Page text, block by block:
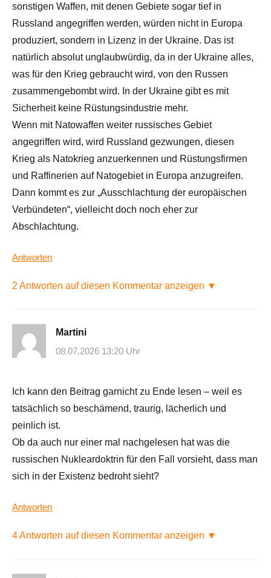
sonstigen Waffen, mit denen Gebiete sogar tief in
Russland angegriffen werden, würden nicht in Europa
produziert, sondern in Lizenz in der Ukraine. Das ist
natürlich absolut unglaubwürdig, da in der Ukraine alles,
was für den Krieg gebraucht wird, von den Russen
zusammengebombt wird. In der Ukraine gibt es mit
Sicherheit keine Rüstungsindustrie mehr.
Wenn mit Natowaffen weiter russisches Gebiet
angegriffen wird, wird Russland gezwungen, diesen
Krieg als Natokrieg anzuerkennen und Rüstungsfirmen
und Raffinerien auf Natogebiet in Europa anzugreifen.
Dann kommt es zur „Ausschlachtung der europäischen
Verbündeten“, vielleicht doch noch eher zur
Abschlachtung.
Antworten
2 Antworten auf diesen Kommentar anzeigen ▼
Martini
08.07.2026 13:20 Uhr
Ich kann den Beitrag garnicht zu Ende lesen – weil es
tatsächlich so beschämend, traurig, lächerlich und
peinlich ist.
Ob da auch nur einer mal nachgelesen hat was die
russischen Nukleardoktrin für den Fall vorsieht, dass man
sich in der Existenz bedroht sieht?
Antworten
4 Antworten auf diesen Kommentar anzeigen ▼